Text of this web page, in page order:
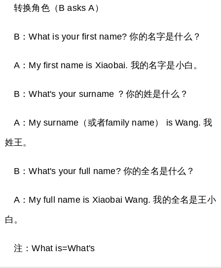
转换角色（B asks A）
B：What is your first name? 你的名字是什么？
A：My first name is Xiaobai. 我的名字是小白。
B：What's your surname ？你的姓是什么？
A：My surname（或者family name） is Wang. 我
姓王。
B：What's your full name? 你的全名是什么？
A：My full name is Xiaobai Wang. 我的全名是王小
白。
注：What is=What's